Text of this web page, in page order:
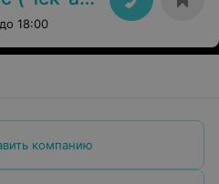
до 18:00
компанию